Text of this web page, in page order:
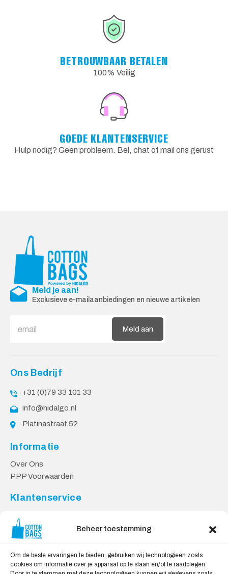
Beheer toestemming
Om de beste ervaringen te bieden, gebruiken wij technologieën zoals
cookies om informatie over je apparaat op te slaan en/of te raadplegen.
BETROUWBAAR BETALEN
100% Veilig
GOEDE KLANTENSERVICE
Hulp nodig? Geen probleem. Bel, chat of mail ons gerust
Meld je aan!
Exclusieve e-mailaanbiedingen en nieuwe artikelen
Meld aan
Ons Bedrijf
+31 (0)79 33 101 33
info@hidalgo.nl
Platinastraat 52
Informatie
Over Ons
PPP Voorwaarden
Klantenservice
Privacy Voorwaarden
Levering en Retourneren
Veilig Shoppen